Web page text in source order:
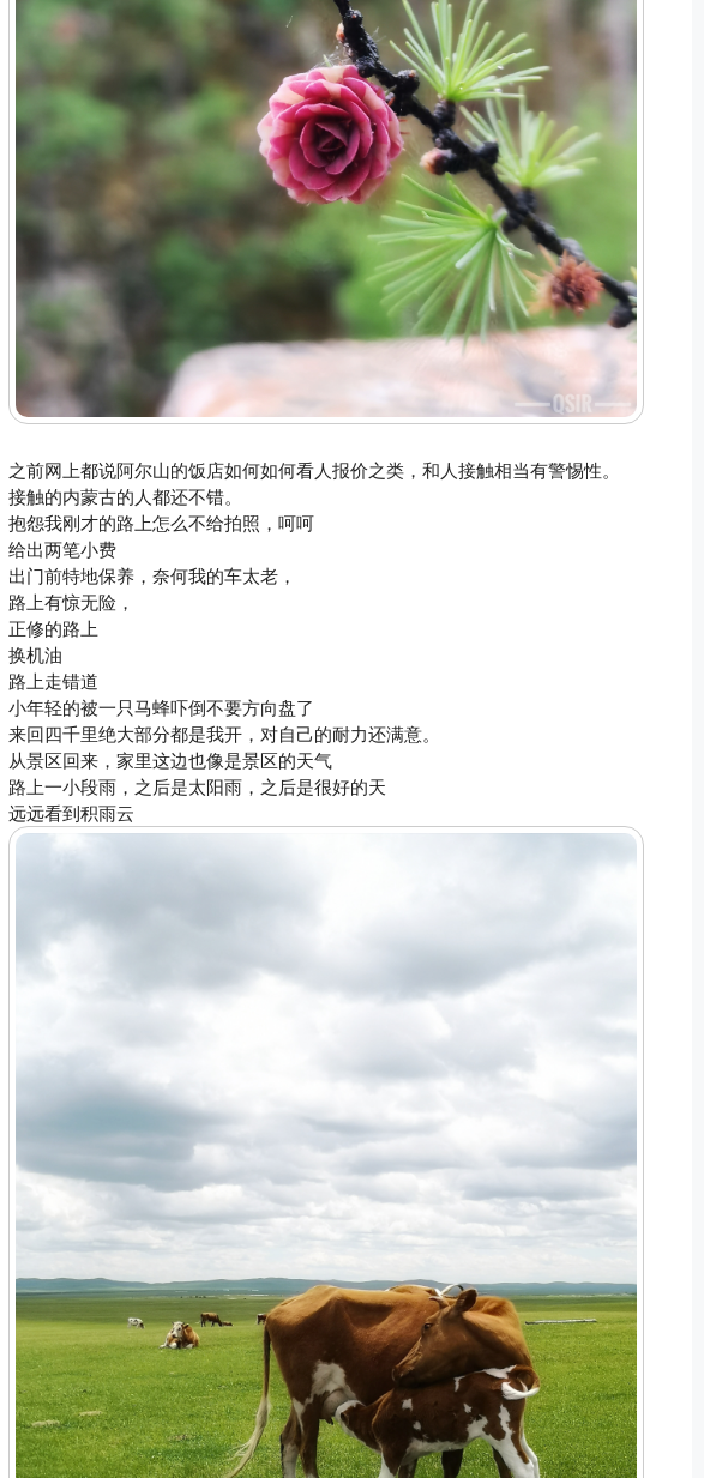
之前网上都说阿尔山的饭店如何如何看人报价之类，和人接触相当有警惕性。
接触的内蒙古的人都还不错。
抱怨我刚才的路上怎么不给拍照，呵呵
给出两笔小费
出门前特地保养，奈何我的车太老，
路上有惊无险，
正修的路上
换机油
路上走错道
小年轻的被一只马蜂吓倒不要方向盘了
来回四千里绝大部分都是我开，对自己的耐力还满意。
从景区回来，家里这边也像是景区的天气
路上一小段雨，之后是太阳雨，之后是很好的天
远远看到积雨云